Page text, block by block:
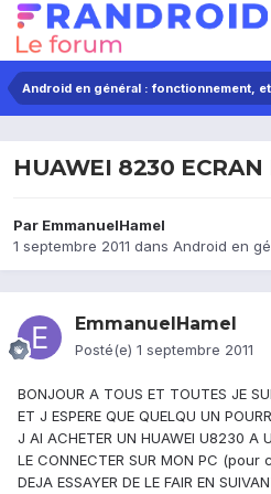
Android en général : fonctionnement,
HUAWEI 8230 ECRAN
Par EmmanuelHamel
1 septembre 2011 dans Android en
EmmanuelHamel
Posté(e) 1 septembre 2011
BONJOUR A TOUS ET TOUTES JE
ET J ESPERE QUE QUELQU UN
J AI ACHETER UN HUAWEI U8230 A
LE CONNECTER SUR MON PC
DEJA ESSAYER DE LE FAIR EN